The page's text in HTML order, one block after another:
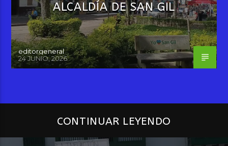
ALCALDÍA DE SAN GIL
editorgeneral
24 JUNIO, 2026
CONTINUAR LEYENDO